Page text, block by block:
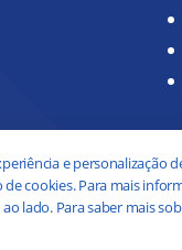
e personalização
cookies. Para mais
lado. Para saber mais